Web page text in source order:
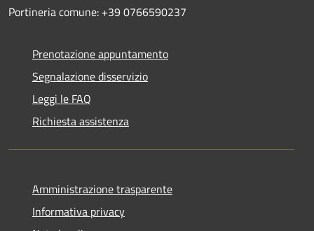
Portineria comune: +39 0766590237
Prenotazione appuntamento
Segnalazione disservizio
Leggi le FAQ
Richiesta assistenza
Amministrazione trasparente
Informativa privacy